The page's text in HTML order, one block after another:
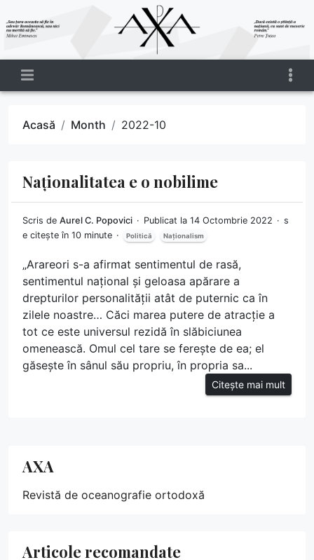
Acasă Month 2022-10
Naționalitatea e o nobilime
Scris de Aurel C. Popovici Publicat la 14 Octombrie 2022
s
e citește în 10 minute
Politică Naționalism
„Arareori s-a afirmat sentimentul de rasă,
sentimentul național și geloasa apărare a
drepturilor personalității atât de puternic ca în
zilele noastre… Căci marea putere de atracție a
tot ce este universul rezidă în slăbiciunea
omenească. Omul cel tare se ferește de ea; el
găsește în sânul său propriu, în propria sa...
Citește mai mult
AXA
Revistă de oceanografie ortodoxă
Articole recomandate